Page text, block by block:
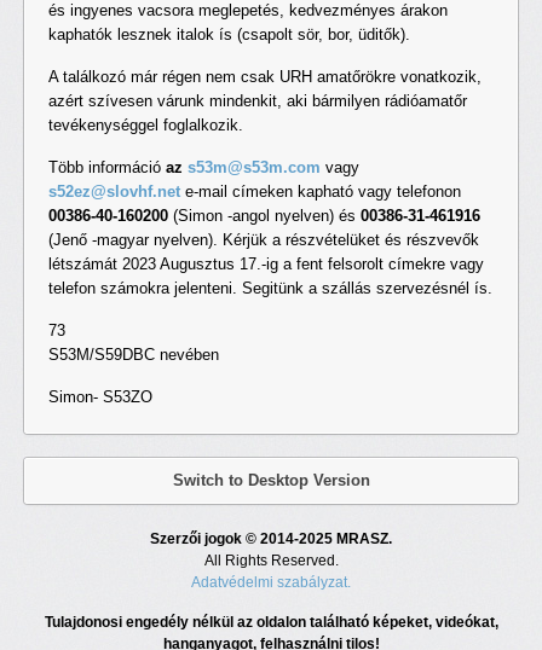
és ingyenes vacsora meglepetés, kedvezményes árakon
kaphatók lesznek italok ís (csapolt sör, bor, üditők).
A találkozó már régen nem csak URH amatőrökre vonatkozik,
azért szívesen várunk mindenkit, aki bármilyen rádióamatőr
tevékenységgel foglalkozik.
Több információ az s53m@s53m.com vagy
s52ez@slovhf.net e-mail címeken kapható vagy telefonon
00386-40-160200 (Simon -angol nyelven) és 00386-31-461916
(Jenő -magyar nyelven). Kérjük a részvételüket és részvevők
létszámát 2023 Augusztus 17.-ig a fent felsorolt címekre vagy
telefon számokra jelenteni. Segitünk a szállás szervezésnél ís.
73
S53M/S59DBC nevében
Simon- S53ZO
Switch to Desktop Version
Szerzői jogok © 2014-2025 MRASZ.
All Rights Reserved.
Adatvédelmi szabályzat.
Tulajdonosi engedély nélkül az oldalon található képeket, videókat,
hanganyagot, felhasználni tilos!